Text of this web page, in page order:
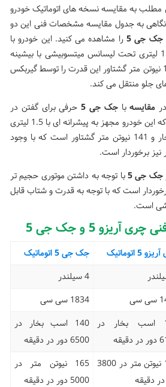
مطلب به مقایسه نسخه های اتوماتیک خودرو
نگاهی به جدول مقایسه مشخصات فنی این دو
جک جی 5
را مشاهده می کنید. این خودرو با
بهره گیری از پیشرانه ای 1.8 لیتری تحت لیسانس میتسوبیشی با بیشینه
قدرت 140 اسب بخار و 165 نیوتن متر گشتاور این قدرت را توسط گیربکس
مقایسهباجک جی 5
حرفی برای گفتن در
مقابل حریف خود ندارد چرا که این خودرو مجهز به پیشرانه ای با 1.5 لیتری
قادر به تولید 116 اسب بخار و 141 نیوتن متر گشتاور است که با وجود
نیز برخوردار است.
جک جی 5
با توجه به داشتن موتوری حجیم تر
است که با توجه به قدرت و شتاب قابل
است.
5 و جک جی 5
5 اتوماتیک
جک جی 5 اتوماتیک
4 سیلندر
1834 سی سی
116 اسب بخار در
140 اسب بخار در
6500 دور در دقیقه
141 نیوتن متر در 3800
دقیقه
165 نیوتن متر در
5000 دور در دقیقه